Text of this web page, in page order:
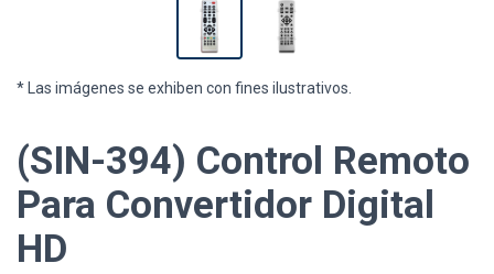
* Las imágenes se exhiben con fines ilustrativos.
(SIN-394) Control Remoto
Para Convertidor Digital
HD